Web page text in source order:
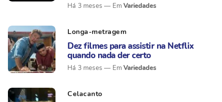
Há 3 meses Variedades
Longa-metragem
Dez filmes para assistir na Netflix
quando nada der certo
Há 3 meses Variedades
Celacanto